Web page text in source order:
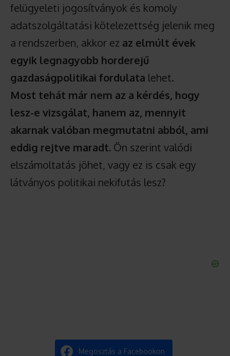
felügyeleti jogosítványok és komoly
adatszolgáltatási kötelezettség jelenik meg
a rendszerben, akkor ez az elmúlt évek
egyik legnagyobb horderejű
gazdaságpolitikai fordulata lehet.
Most tehát már nem az a kérdés, hogy
lesz-e vizsgálat, hanem az, mennyit
akarnak valóban megmutatni abból, ami
eddig rejtve maradt. Ön szerint valódi
elszámoltatás jöhet, vagy ez is csak egy
látványos politikai nekifutás lesz?
Megosztás a Facebookon